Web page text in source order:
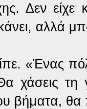
Δεν είχε
αλλά
«Ένας
χάσεις
βήματα,